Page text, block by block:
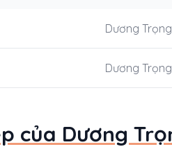
Dương
Dương
của Dương